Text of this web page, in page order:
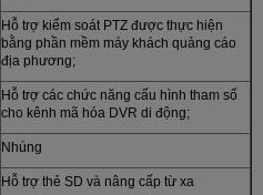
Hỗ trợ kiểm soát PTZ được thực hiện
bằng phần mềm máy khách quảng cáo
địa phương;
Hỗ trợ các chức năng cấu hình tham số
cho kênh mã hóa DVR di động;
Nhúng
Hỗ trợ thẻ SD và nâng cấp từ xa